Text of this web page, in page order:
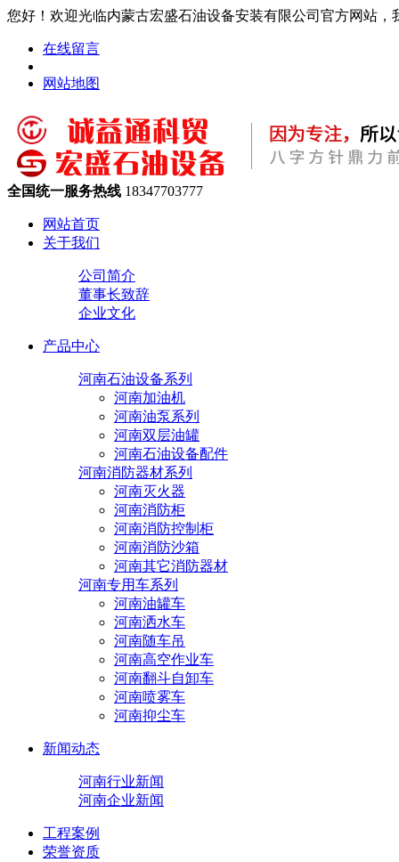
您好！欢迎光临内蒙古宏盛石油设备安装有限公司官方网站，
在线留言
网站地图
全国统一服务热线 18347703777
网站首页
关于我们
公司简介
董事长致辞
企业文化
产品中心
河南石油设备系列
河南加油机
河南油泵系列
河南双层油罐
河南石油设备配件
河南消防器材系列
河南灭火器
河南消防柜
河南消防控制柜
河南消防沙箱
河南其它消防器材
河南专用车系列
河南油罐车
河南洒水车
河南随车吊
河南高空作业车
河南翻斗自卸车
河南喷雾车
河南抑尘车
新闻动态
河南行业新闻
河南企业新闻
工程案例
荣誉资质